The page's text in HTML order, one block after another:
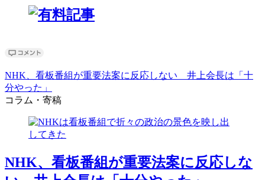
NHK、看板番組が重要法案に反応しない 井上会長は「十
分やった」
コラム・寄稿
NHK、看板番組が重要法案に反応しな